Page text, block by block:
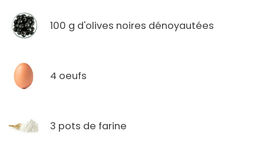
100 g d'olives noires dénoyautées
4 oeufs
3 pots de farine